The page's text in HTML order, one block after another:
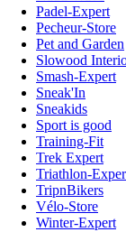
Padel-Expert
Pecheur-Store
Pet and Garden
Slowood
Smash-Expert
Sneak'In
Sneakids
Sport is good
Training-Fit
Trek Expert
Triathlon-
TripnBikers
Vélo-Store
Winter-Expert